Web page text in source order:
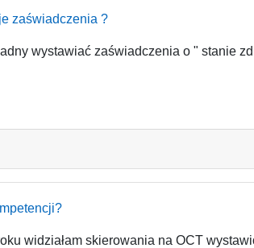
zaświadczenia ?
wystawiać zaświadczenia o " stanie
widziałam skierowania na OCT